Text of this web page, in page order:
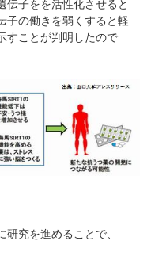
伝子をを活性化させると
子の働きを弱くすると軽
すことが判明したので
究を進めることで、